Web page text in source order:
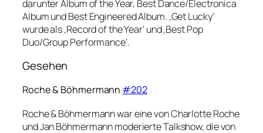
darunter Album of the Year, Best Dance/Electronica
Album und Best Engineered Album. ‚Get Lucky‘
wurde als ‚Record of the Year‘ und ‚Best Pop
Duo/Group Performance‘.
Gesehen
Roche & Böhmermann #202
Roche & Böhmermann war eine von Charlotte Roche
und Jan Böhmermann moderierte Talkshow, die von